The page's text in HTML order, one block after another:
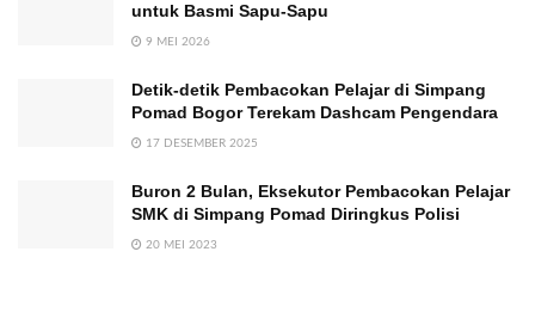
untuk Basmi Sapu-Sapu
9 MEI 2026
Detik-detik Pembacokan Pelajar di Simpang
Pomad Bogor Terekam Dashcam Pengendara
17 DESEMBER 2025
Buron 2 Bulan, Eksekutor Pembacokan Pelajar
SMK di Simpang Pomad Diringkus Polisi
20 MEI 2023